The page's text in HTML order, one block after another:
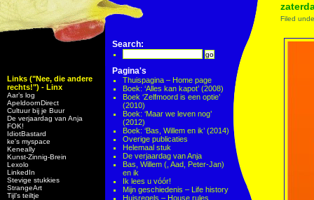
Links ("Nee, die andere
rechts!") - Linx
Aar’s log
ApeldoornDirect
Cultuur bij je Buur
De verjaardag van Anja
FOK!
IdiotBastard
ke's myspace
Keneally
Kunst-Zinnig-Brein
Lexolo
LinkedIn
Stevige stukkies
StrangeArt
Tijl’s teiltje
Search:
Pagina's
Thuispagina – Home page
Boek: ‘Alles kan kapot’ (2008)
Boek ‘Zelfmoord is een optie’
(2010)
Boek: ‘Maar we leven nog’
(2012)
Boek: ‘Bas, Willem en ik’ (2014)
Overige publicaties
Helemaal stuk
De verjaardag van Anja
Bas, Willem (, Aad, Peter-Jan)
en ik
Ik lees u vóór!
Mijn geschiedenis – Life history
Huisregels – House rules
Filed